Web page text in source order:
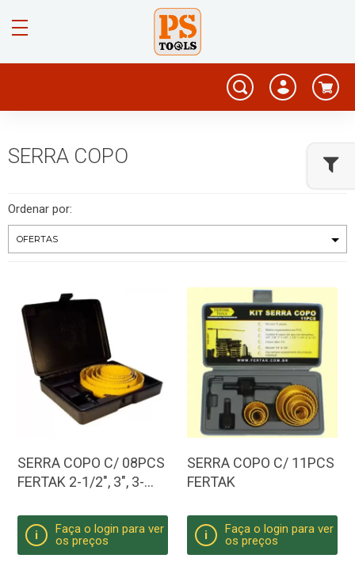
SERRA COPO
Ordenar por:
SERRA COPO C/ 08PCS
FERTAK 2-1/2", 3", 3-
i
Faça o login para ver
os preços
SERRA COPO C/ 11PCS
FERTAK
i
Faça o login para ver
os preços